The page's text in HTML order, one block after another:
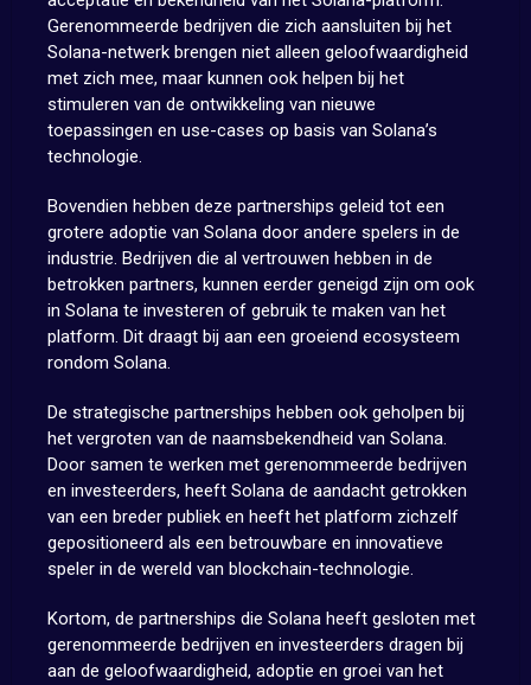
Gerenommeerde bedrijven die zich aansluiten bij het
Solana-netwerk brengen niet alleen geloofwaardigheid
met zich mee, maar kunnen ook helpen bij het
stimuleren van de ontwikkeling van nieuwe
toepassingen en use-cases op basis van Solana’s
technologie.
Bovendien hebben deze partnerships geleid tot een
grotere adoptie van Solana door andere spelers in de
industrie. Bedrijven die al vertrouwen hebben in de
betrokken partners, kunnen eerder geneigd zijn om ook
in Solana te investeren of gebruik te maken van het
platform. Dit draagt bij aan een groeiend ecosysteem
rondom Solana.
De strategische partnerships hebben ook geholpen bij
het vergroten van de naamsbekendheid van Solana.
Door samen te werken met gerenommeerde bedrijven
en investeerders, heeft Solana de aandacht getrokken
van een breder publiek en heeft het platform zichzelf
gepositioneerd als een betrouwbare en innovatieve
speler in de wereld van blockchain-technologie.
Kortom, de partnerships die Solana heeft gesloten met
gerenommeerde bedrijven en investeerders dragen bij
aan de geloofwaardigheid, adoptie en groei van het